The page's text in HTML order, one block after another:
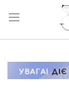
Skip
Content